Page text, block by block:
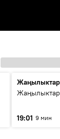
Жаңылыктар
19:01 9 мин